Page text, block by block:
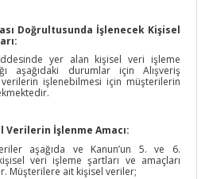
Doğrultusunda İşlenecek Kişisel
yer alan kişisel veri işleme
aşağıdaki durumlar için Alışveriş
işlenebilmesi için müşterilerin
İşlenme Amacı:
aşağıda ve Kanun’un 5. ve 6.
veri işleme şartları ve amaçları
Müşterilere ait kişisel veriler;